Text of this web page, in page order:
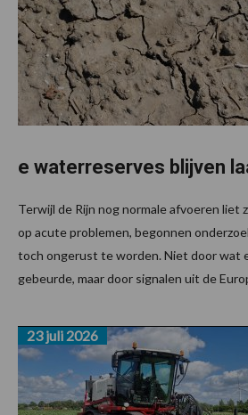
e waterreserves blijven
Terwijl de Rijn nog normale afvoeren liet
op acute problemen, begonnen
toch ongerust te worden. Niet door wat
gebeurde, maar door signalen uit de
23 juli 2026